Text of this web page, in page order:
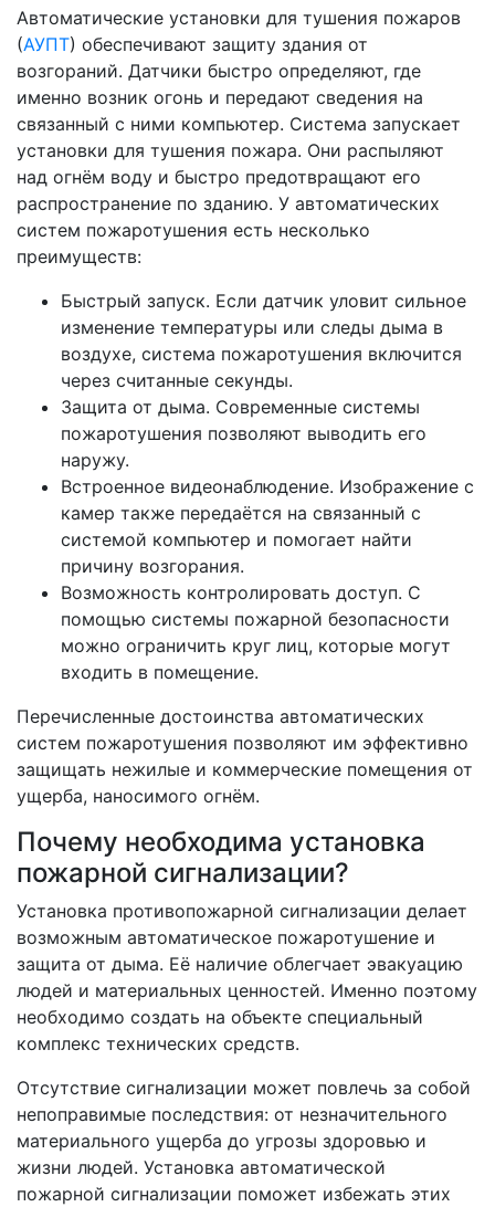
Автоматические установки для тушения пожаров
(АУПТ) обеспечивают защиту здания от
возгораний. Датчики быстро определяют, где
именно возник огонь и передают сведения на
связанный с ними компьютер. Система запускает
установки для тушения пожара. Они распыляют
над огнём воду и быстро предотвращают его
распространение по зданию. У автоматических
систем пожаротушения есть несколько
преимуществ:
Быстрый запуск. Если датчик уловит сильное
изменение температуры или следы дыма в
воздухе, система пожаротушения включится
через считанные секунды.
Защита от дыма. Современные системы
пожаротушения позволяют выводить его
наружу.
Встроенное видеонаблюдение. Изображение с
камер также передаётся на связанный с
системой компьютер и помогает найти
причину возгорания.
Возможность контролировать доступ. С
помощью системы пожарной безопасности
можно ограничить круг лиц, которые могут
входить в помещение.
Перечисленные достоинства автоматических
систем пожаротушения позволяют им эффективно
защищать нежилые и коммерческие помещения от
ущерба, наносимого огнём.
Почему необходима установка
пожарной сигнализации?
Установка противопожарной сигнализации делает
возможным автоматическое пожаротушение и
защита от дыма. Её наличие облегчает эвакуацию
людей и материальных ценностей. Именно поэтому
необходимо создать на объекте специальный
комплекс технических средств.
Отсутствие сигнализации может повлечь за собой
непоправимые последствия: от незначительного
материального ущерба до угрозы здоровью и
жизни людей. Установка автоматической
пожарной сигнализации поможет избежать этих